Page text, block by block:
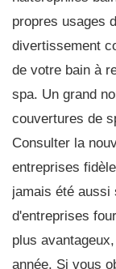
propres usages
divertissement
de votre bain à
spa. Un grand
couvertures de
Consulter la
entreprises
jamais été aussi
d'entreprises
plus
année. Si vous